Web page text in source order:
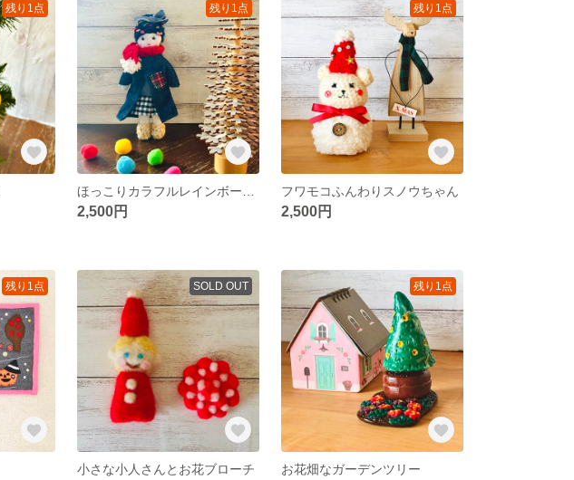
残り1点 残り1点
2,500円
残り1点
フワモコふんわりスノウちゃん
2,500円
残り1点 SOLD OUT
小さな小人さんとお花ブローチ
残り1点
お花畑なガーデンツリー